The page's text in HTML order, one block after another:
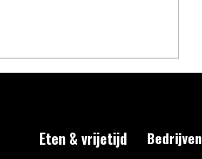
Eten & vrijetijd Bedrijven